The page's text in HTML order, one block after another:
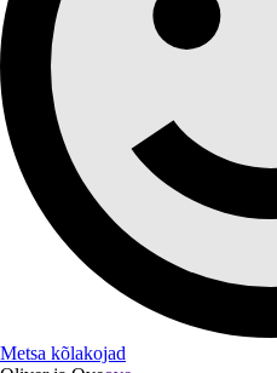
Metsa kõlakojad